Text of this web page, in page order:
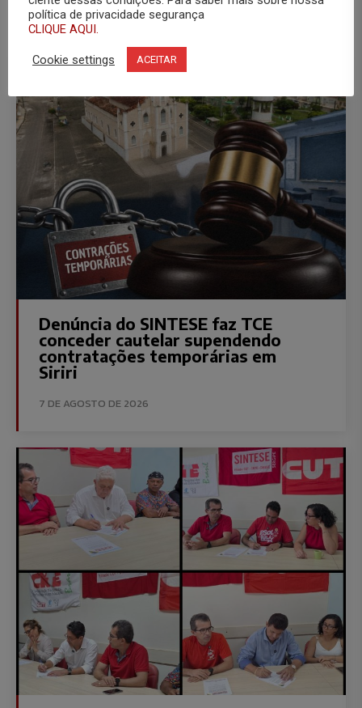
31 de julho de 2026
Denúncia do SINTESE faz TCE
conceder cautelar supendendo
contratações temporárias em
Siriri
7 DE AGOSTO DE 2026
política de privacidade segurança
CLIQUE AQUI.
Cookie settings ACEITAR